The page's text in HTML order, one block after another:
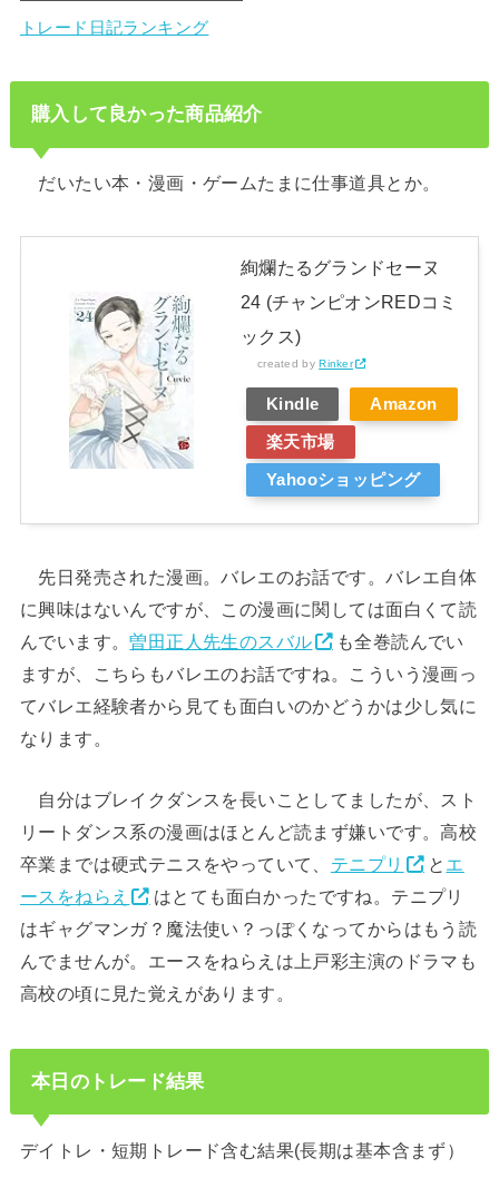
トレード日記ランキング
購入して良かった商品紹介
だいたい本・漫画・ゲームたまに仕事道具とか。
絢爛たるグランドセーヌ
24 (チャンピオンREDコミ
ックス)
created byRinker
Kindle Amazon
楽天市場
Yahooショッピング
先日発売された漫画。バレエのお話です。バレエ自体
に興味はないんですが、この漫画に関しては面白くて読
んでいます。曽田正人先生のスバル
も全巻読んでい
ますが、こちらもバレエのお話ですね。こういう漫画っ
てバレエ経験者から見ても面白いのかどうかは少し気に
なります。
自分はブレイクダンスを長いことしてましたが、スト
リートダンス系の漫画はほとんど読まず嫌いです。高校
卒業までは硬式テニスをやっていて、 テニプリ と エ
ースをねらえ
はとても面白かったですね。テニプリ
はギャグマンガ？魔法使い？っぽくなってからはもう読
んでませんが。エースをねらえは上戸彩主演のドラマも
高校の頃に見た覚えがあります。
本日のトレード結果
デイトレ・短期トレード含む結果(長期は基本含まず）